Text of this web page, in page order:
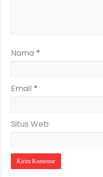
Nama *
Email *
Situs Web